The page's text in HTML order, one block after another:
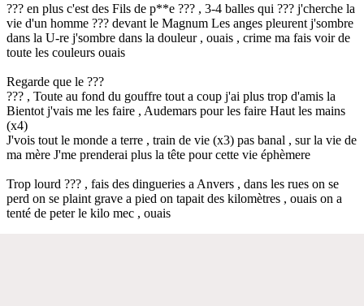
??? en plus c'est des Fils de p**e ??? , 3-4 balles qui ??? j'cherche la
vie d'un homme ??? devant le Magnum Les anges pleurent j'sombre
dans la U-re j'sombre dans la douleur , ouais , crime ma fais voir de
toute les couleurs ouais
Regarde que le ???
??? , Toute au fond du gouffre tout a coup j'ai plus trop d'amis la
Bientot j'vais me les faire , Audemars pour les faire Haut les mains
(x4)
J'vois tout le monde a terre , train de vie (x3) pas banal , sur la vie de
ma mère J'me prenderai plus la tête pour cette vie éphèmere
Trop lourd ??? , fais des dingueries a Anvers , dans les rues on se
perd on se plaint grave a pied on tapait des kilomètres , ouais on a
tenté de peter le kilo mec , ouais